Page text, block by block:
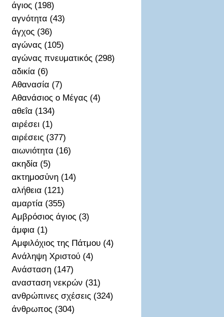
άγιος (198)
αγνότητα (43)
άγχος (36)
αγώνας (105)
αγώνας πνευματικός (298)
αδικία (6)
Αθανασία (7)
Αθανάσιος ο Μέγας (4)
αθεΐα (134)
αιρέσει (1)
αιρέσεις (377)
αιωνιότητα (16)
ακηδία (5)
ακτημοσὐνη (14)
αλήθεια (121)
αμαρτία (355)
Αμβρόσιος άγιος (3)
άμφια (1)
Αμφιλόχιος της Πάτμου (4)
Ανάληψη Χριστού (4)
Ανάσταση (147)
ανασταση νεκρών (31)
ανθρώπινες σχέσεις (324)
άνθρωπος (304)